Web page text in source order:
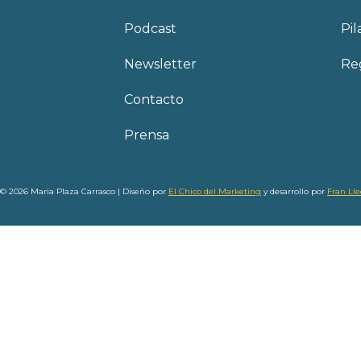
Podcast
Newsletter
Contacto
Prensa
© 2026 Maria Plaza Carrasco | Diseño por El Chico del Marketing y desarrollo por Fran